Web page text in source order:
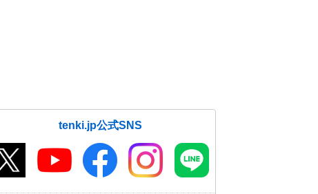
tenki.jp公式SNS